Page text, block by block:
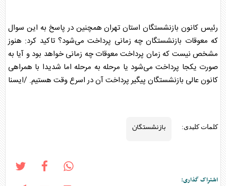
رئیس کانون بازنشستگاناستان تهران همچنین در پاسخ به این سوال
که معوقات بازنشستگانچه زمانی پرداخت می‌شود؟ تاکید کرد:‌ هنوز
مشخص نیست که زمان پرداخت معوقات چه زمانی خواهد بود و آیا به
صورت یکجا پرداخت می‌شود یا مرحله به مرحله اما شدیدا با همراهی
کانون عالی بازنشستگان پیگیر پرداخت آن در اسرع وقت هستیم. /ایسنا
کلمات کلیدی: بازنشستگان
اشتراک گذاری: